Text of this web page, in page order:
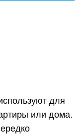
для
или дома.